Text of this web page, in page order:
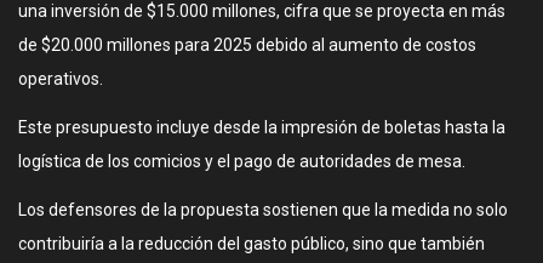
una inversión de $15.000 millones, cifra que se proyecta en más
de $20.000 millones para 2025 debido al aumento de costos
operativos.
Este presupuesto incluye desde la impresión de boletas hasta la
logística de los comicios y el pago de autoridades de mesa.
Los defensores de la propuesta sostienen que la medida no solo
contribuiría a la reducción del gasto público, sino que también